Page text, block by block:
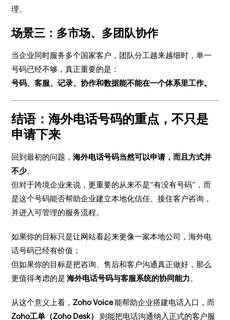
理。
场景三：多市场、多团队协作
当企业同时服务多个国家客户，团队分工越来越细时，单一
号码已经不够，真正重要的是：
号码、客服、记录、协作和数据能不能在一个体系里工作。
结语：海外电话号码的重点，不只是
申请下来
回到最初的问题，海外电话号码当然可以申请，而且方式并
不少。
但对于跨境企业来说，更重要的从来不是“有没有号码”，而
是这个号码能否帮助企业建立本地化信任、接住客户咨询，
并进入可管理的服务流程。
如果你的目标只是让网站看起来更像一家本地公司，海外电
话号码已经有价值；
但如果你的目标是把咨询、售后和客户沟通真正做好，那么
更值得考虑的是海外电话号码与客服系统的协同能力。
从这个意义上看，Zoho Voice能帮助企业搭建电话入口，而
Zoho工单（Zoho Desk）
则能把电话沟通纳入正式的客户服